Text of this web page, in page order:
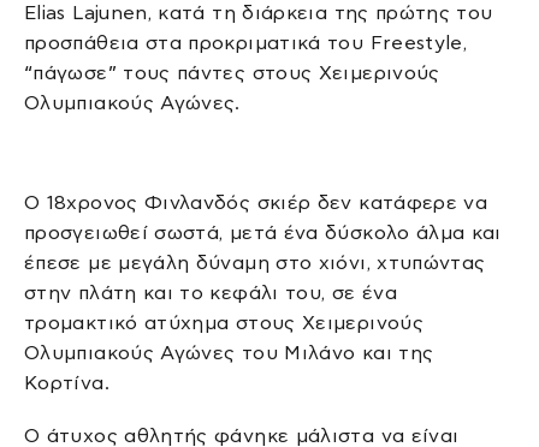
Elias Lajunen, κατά τη διάρκεια της πρώτης του
προσπάθεια στα προκριματικά του Freestyle,
“πάγωσε” τους πάντες στους Χειμερινούς
Ολυμπιακούς Αγώνες.
Ο 18χρονος Φινλανδός σκιέρ δεν κατάφερε να
προσγειωθεί σωστά, μετά ένα δύσκολο άλμα και
έπεσε με μεγάλη δύναμη στο χιόνι, χτυπώντας
στην πλάτη και το κεφάλι του, σε ένα
τρομακτικό ατύχημα στους Χειμερινούς
Ολυμπιακούς Αγώνες του Μιλάνο και της
Κορτίνα.
Ο άτυχος αθλητής φάνηκε μάλιστα να είναι